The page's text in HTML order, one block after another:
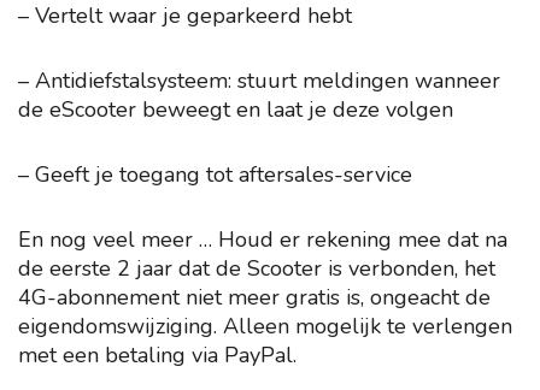
– Vertelt waar je geparkeerd hebt
– Antidiefstalsysteem: stuurt meldingen wanneer
de eScooter beweegt en laat je deze volgen
– Geeft je toegang tot aftersales-service
En nog veel meer … Houd er rekening mee dat na
de eerste 2 jaar dat de Scooter is verbonden, het
4G-abonnement niet meer gratis is, ongeacht de
eigendomswijziging. Alleen mogelijk te verlengen
met een betaling via PayPal.